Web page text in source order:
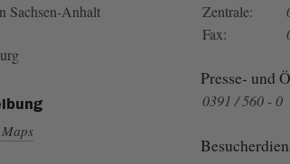
Sachsen-Anhalt
Zentrale:
Fax:
Presse- und
0391 / 560 - 0